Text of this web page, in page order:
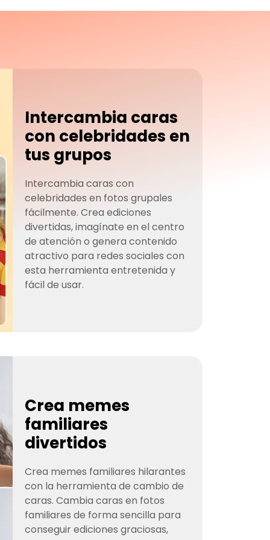
Intercambia caras
con celebridades en
tus grupos
Intercambia caras con
celebridades en fotos grupales
fácilmente. Crea ediciones
divertidas, imagínate en el centro
de atención o genera contenido
atractivo para redes sociales con
esta herramienta entretenida y
fácil de usar.
Crea memes
familiares
divertidos
Crea memes familiares hilarantes
con la herramienta de cambio de
caras. Cambia caras en fotos
familiares de forma sencilla para
conseguir ediciones graciosas,